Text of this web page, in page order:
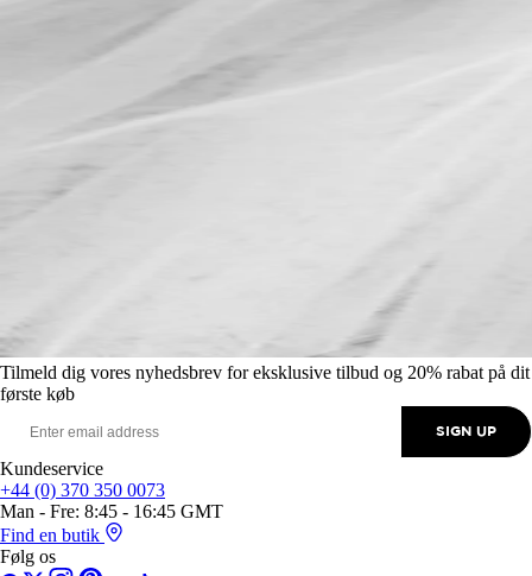
Tilmeld dig vores nyhedsbrev for eksklusive tilbud og 20% rabat på dit
første køb
SIGN UP
Kundeservice
+44 (0) 370 350 0073
Man - Fre: 8:45 - 16:45 GMT
Find en butik
Følg os